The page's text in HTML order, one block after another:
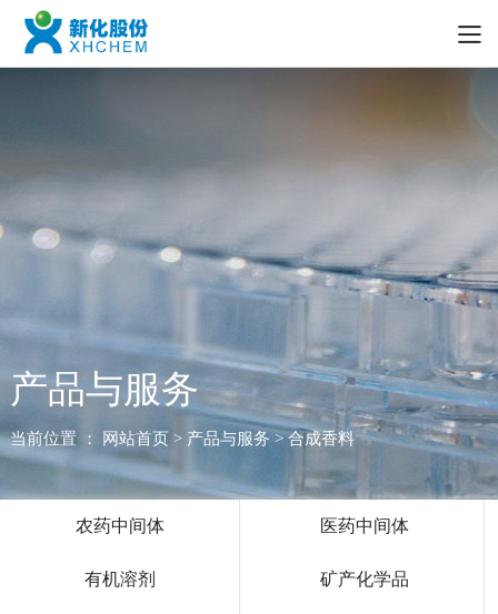
产品与服务
当前位置 ： 网站首页> 产品与服务 > 合成香料
农药中间体 医药中间体
有机溶剂 矿产化学品